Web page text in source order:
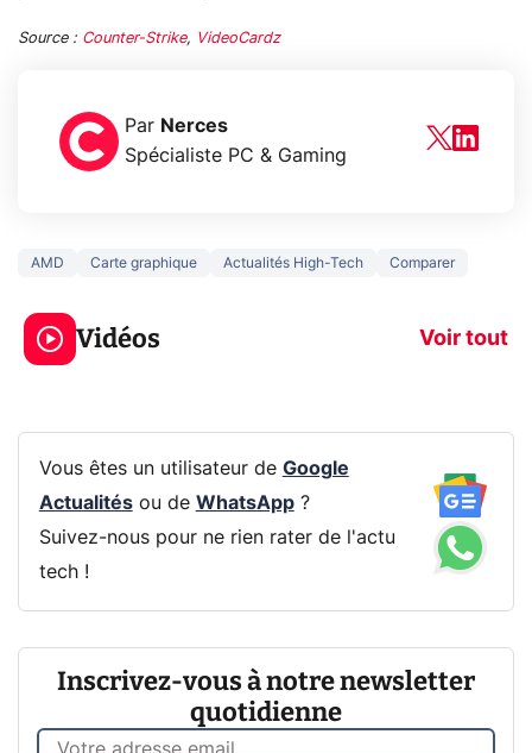
Source : Counter-Strike, VideoCardz
Par Nerces
Spécialiste PC & Gaming
AMD Carte graphique Actualités High-Tech Comparer
Vidéos Voir tout
3 écrans en 1 pour
319€ ? Voici L'AOC
CQ32G4ZA !
5
prochaine
Vous êtes un utilisateur de Google
Actualitésou de WhatsApp?
Suivez-nous pour ne rien rater de l'actu
tech !
Inscrivez-vous à notre newsletter
quotidienne